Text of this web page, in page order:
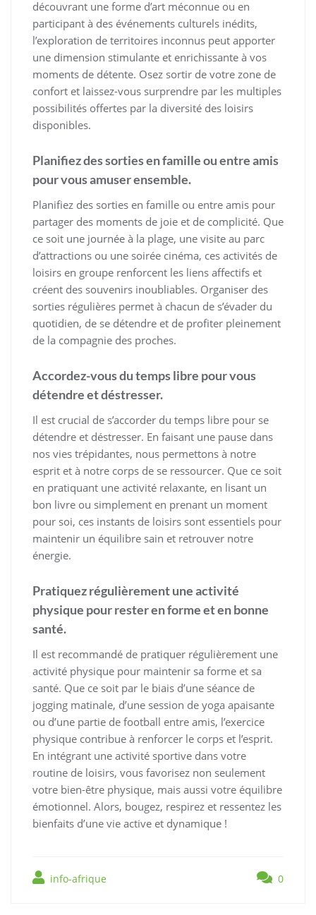
découvrant une forme d’art méconnue ou en
participant à des événements culturels inédits,
l’exploration de territoires inconnus peut apporter
une dimension stimulante et enrichissante à vos
moments de détente. Osez sortir de votre zone de
confort et laissez-vous surprendre par les multiples
possibilités offertes par la diversité des loisirs
disponibles.
Planifiez des sorties en famille ou entre amis
pour vous amuser ensemble.
Planifiez des sorties en famille ou entre amis pour
partager des moments de joie et de complicité. Que
ce soit une journée à la plage, une visite au parc
d’attractions ou une soirée cinéma, ces activités de
loisirs en groupe renforcent les liens affectifs et
créent des souvenirs inoubliables. Organiser des
sorties régulières permet à chacun de s’évader du
quotidien, de se détendre et de profiter pleinement
de la compagnie des proches.
Accordez-vous du temps libre pour vous
détendre et déstresser.
Il est crucial de s’accorder du temps libre pour se
détendre et déstresser. En faisant une pause dans
nos vies trépidantes, nous permettons à notre
esprit et à notre corps de se ressourcer. Que ce soit
en pratiquant une activité relaxante, en lisant un
bon livre ou simplement en prenant un moment
pour soi, ces instants de loisirs sont essentiels pour
maintenir un équilibre sain et retrouver notre
énergie.
Pratiquez régulièrement une activité
physique pour rester en forme et en bonne
santé.
Il est recommandé de pratiquer régulièrement une
activité physique pour maintenir sa forme et sa
santé. Que ce soit par le biais d’une séance de
jogging matinale, d’une session de yoga apaisante
ou d’une partie de football entre amis, l’exercice
physique contribue à renforcer le corps et l’esprit.
En intégrant une activité sportive dans votre
routine de loisirs, vous favorisez non seulement
votre bien-être physique, mais aussi votre équilibre
émotionnel. Alors, bougez, respirez et ressentez les
bienfaits d’une vie active et dynamique !
info-afrique 0